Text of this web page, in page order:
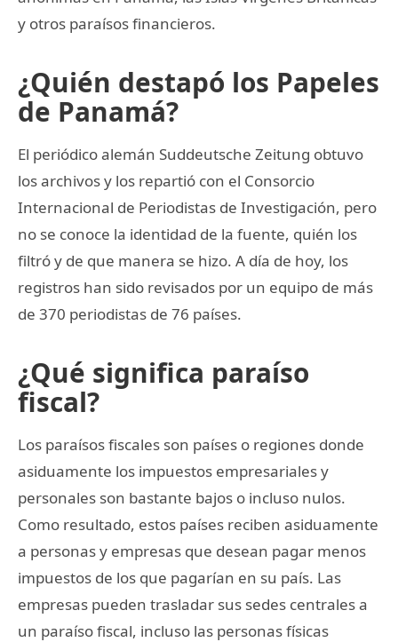
y otros paraísos financieros.
¿Quién destapó los Papeles
de Panamá?
El periódico alemán Suddeutsche Zeitung obtuvo
los archivos y los repartió con el Consorcio
Internacional de Periodistas de Investigación, pero
no se conoce la identidad de la fuente, quién los
filtró y de que manera se hizo. A día de hoy, los
registros han sido revisados por un equipo de más
de 370 periodistas de 76 países.
¿Qué significa paraíso
fiscal?
Los paraísos fiscales son países o regiones donde
asiduamente los impuestos empresariales y
personales son bastante bajos o incluso nulos.
Como resultado, estos países reciben asiduamente
a personas y empresas que desean pagar menos
impuestos de los que pagarían en su país. Las
empresas pueden trasladar sus sedes centrales a
un paraíso fiscal, incluso las personas físicas